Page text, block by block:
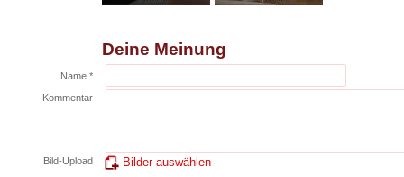
Deine Meinung
Name *
Kommentar
Bild-Upload Bilder auswählen